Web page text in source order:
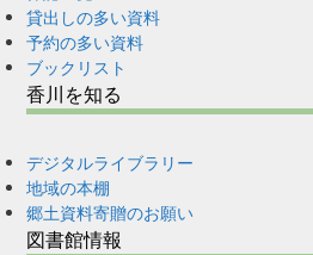
貸出しの多い資料
予約の多い資料
ブックリスト
香川を知る
デジタルライブラリー
地域の本棚
郷土資料寄贈のお願い
図書館情報